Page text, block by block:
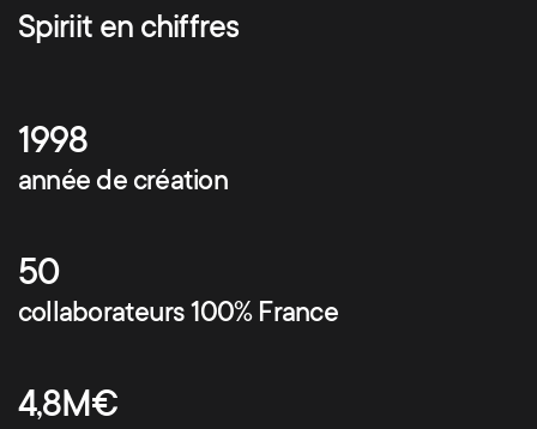
Spiriit en chiffres
1998
année de création
50
collaborateurs 100% France
4,8M€